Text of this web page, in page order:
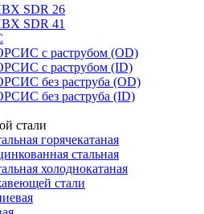
SDR 26
SDR 41
с раструбом (OD)
с раструбом (ID)
без раструба (OD)
без раструба (ID)
стали
горячекатаная
стальная
холоднокатаная
стали